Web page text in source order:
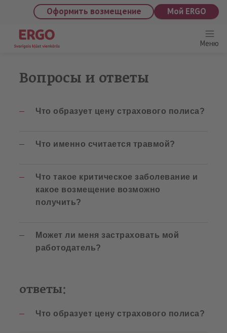
saturu
Оформить возмещение Мой ERGO
Меню
Вопросы и ответы
Что образует цену страхового полиса?
Что именно считается травмой?
Что такое критическое заболевание и
какое возмещение возможно
получить?
Может ли меня застраховать мой
работодатель?
ответы:
Что образует цену страхового полиса?